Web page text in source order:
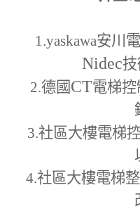
1.yaskawa安川
Nidec
2.德國 CT電梯控
3.社區大樓電梯
4.社區大樓電梯